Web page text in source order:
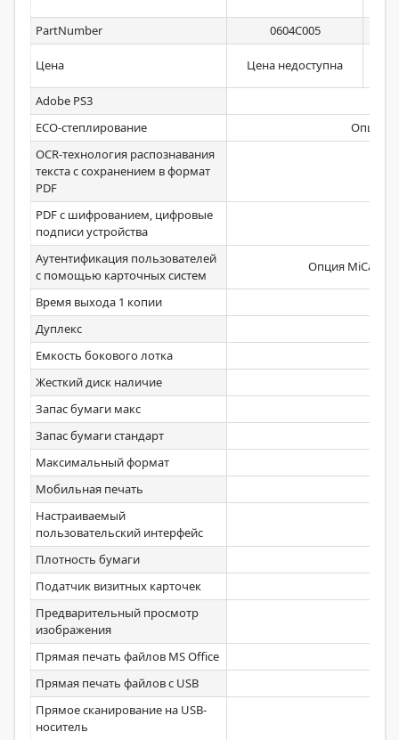
PartNumber 0604C005
Цена Цена недоступна
Adobe PS3
ECO-степлирование
Опция
OCR-технология распознавания
текста с сохранением в формат
PDF
PDF с шифрованием, цифровые
подписи устройства
Аутентификация пользователей
с помощью карточных систем
Опция MiCard
Время выхода 1 копии
Дуплекс
Емкость бокового лотка
Жесткий диск наличие
Запас бумаги макс
Запас бумаги стандарт
Максимальный формат
Мобильная печать
Настраиваемый
пользовательский интерфейс
Плотность бумаги
Податчик визитных карточек
Предварительный просмотр
изображения
Прямая печать файлов MS Office
Прямая печать файлов с USB
Прямое сканирование на USB-
носитель